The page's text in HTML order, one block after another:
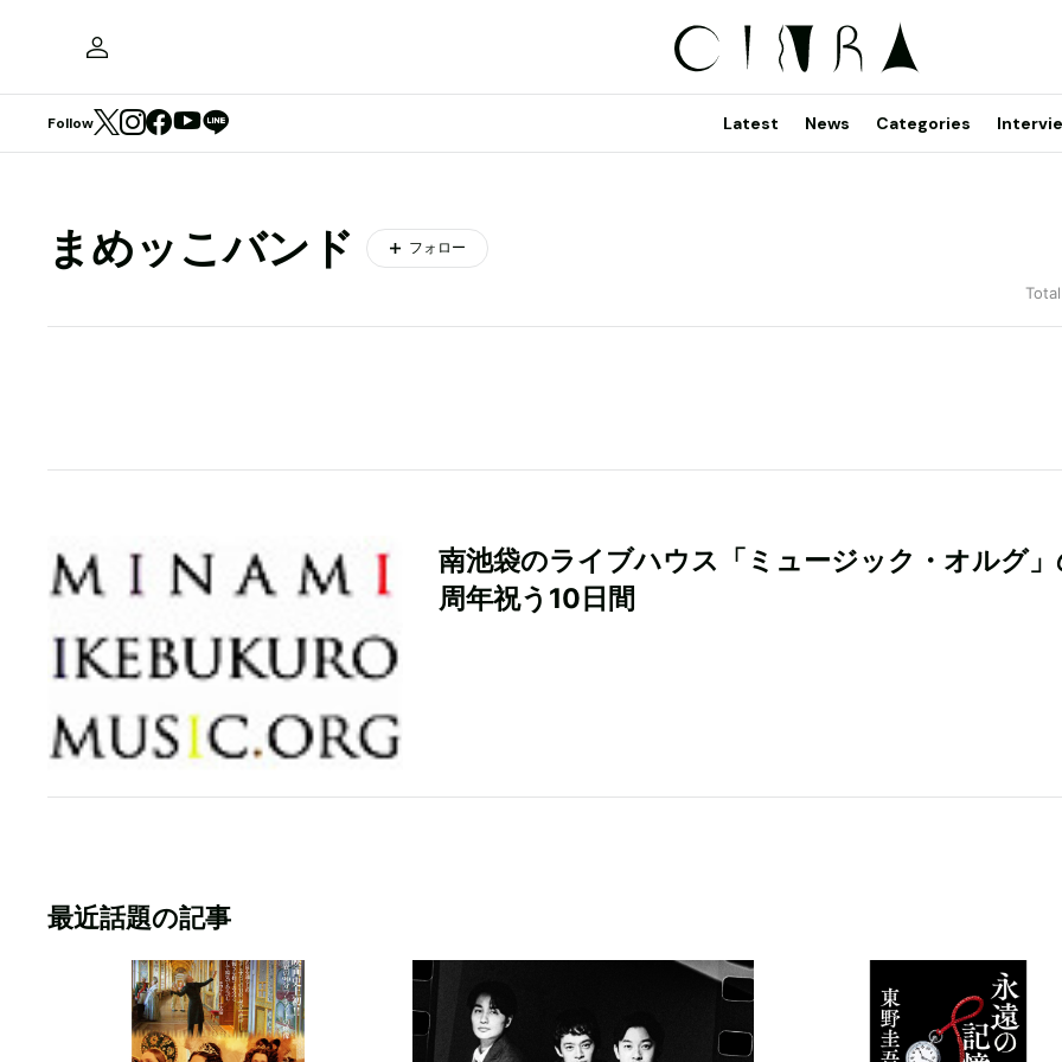
Follow Latest News Categories
まめッこバンド フォロー
南池袋のライブハウス「ミュージック・オルグ」
周年祝う10日間
最近話題の記事